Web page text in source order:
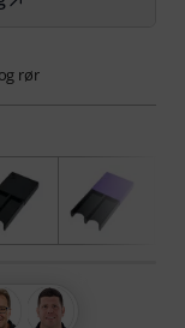
rør